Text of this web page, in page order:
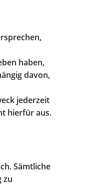
haben,
davon,
jederzeit
hierfür aus.
Sämtliche
zu